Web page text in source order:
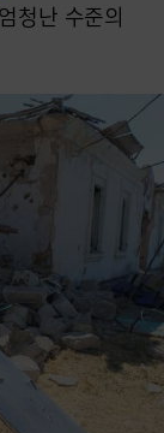
청난 수준의